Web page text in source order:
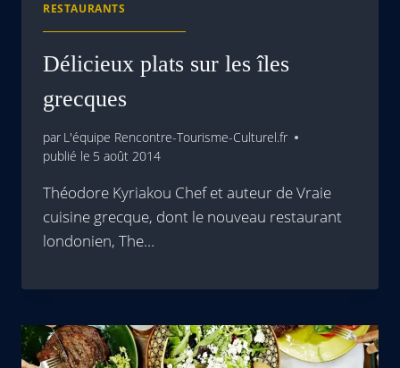
RESTAURANTS
Délicieux plats sur les îles
grecques
par L'équipe Rencontre-Tourisme-Culturel.fr
publié le 5 août 2014
Théodore Kyriakou Chef et auteur de Vraie
cuisine grecque, dont le nouveau restaurant
londonien, The…